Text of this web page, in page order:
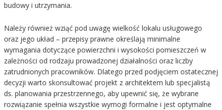
budowy i utrzymania.
Należy również wziąć pod uwagę wielkość lokalu usługowego
oraz jego układ – przepisy prawne określają minimalne
wymagania dotyczące powierzchni i wysokości pomieszczeń w
zależności od rodzaju prowadzonej działalności oraz liczby
zatrudnionych pracowników. Dlatego przed podjęciem ostatecznej
decyzji warto skonsultować projekt z architektem lub specjalistą
ds. planowania przestrzennego, aby upewnić się, że wybrane
rozwiązanie spełnia wszystkie wymogi formalne i jest optymalne